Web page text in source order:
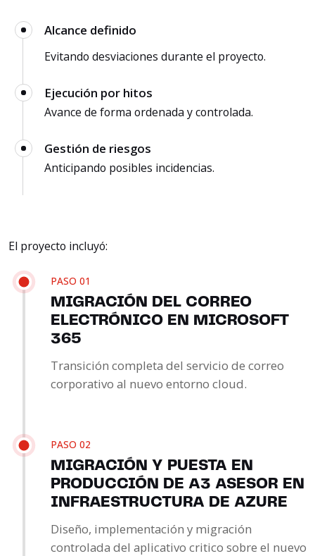
Alcance definido
Evitando desviaciones durante el proyecto.
Ejecución por hitos
Avance de forma ordenada y controlada.
Gestión de riesgos
Anticipando posibles incidencias.
El proyecto incluyó:
PASO 01
MIGRACIÓN DEL CORREO
ELECTRÓNICO EN MICROSOFT
365
Transición completa del servicio de correo
corporativo al nuevo entorno cloud.
PASO 02
MIGRACIÓN Y PUESTA EN
PRODUCCIÓN DE A3 ASESOR EN
INFRAESTRUCTURA DE AZURE
Diseño, implementación y migración
controlada del aplicativo critico sobre el nuevo